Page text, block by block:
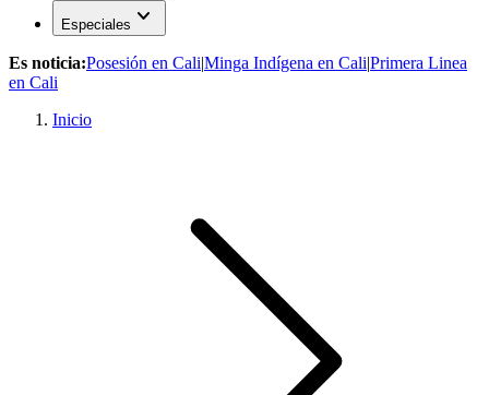
Especiales expand_more
Es noticia:Posesión en Cali|Minga Indígena en Cali|Primera Linea
en Cali
Inicio